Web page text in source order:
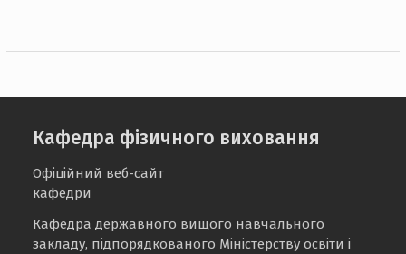
Кафедра фізичного виховання
Офіційний веб-сайт
кафедри
Кафедра державного вищого навчального
закладу, підпорядкованого Міністерству освіти і